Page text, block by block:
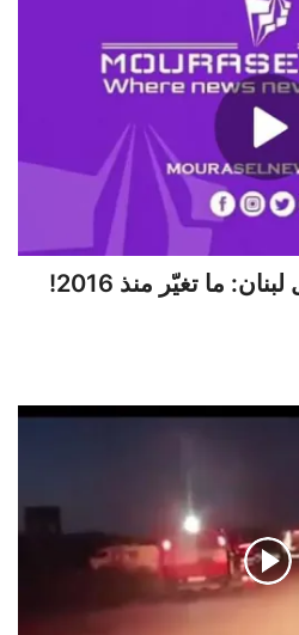
ما تغيّر منذ 2016!